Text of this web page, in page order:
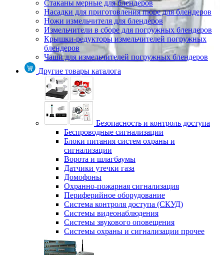
Стаканы мерные для блендеров
Насадки для приготовления пюре для блендеров
Ножи измельчителя для блендеров
Измельчители в сборе для погружных блендеров
Крышки-редукторы измельчителей погружных
блендеров
Чаши для измельчителей погружных блендеров
Другие товары каталога
Безопасность и контроль доступа
Беспроводные сигнализации
Блоки питания систем охраны и
сигнализации
Ворота и шлагбаумы
Датчики утечки газа
Домофоны
Охранно-пожарная сигнализация
Периферийное оборудование
Система контроля доступа (СКУД)
Системы видеонаблюдения
Системы звукового оповещения
Системы охраны и сигнализации прочее